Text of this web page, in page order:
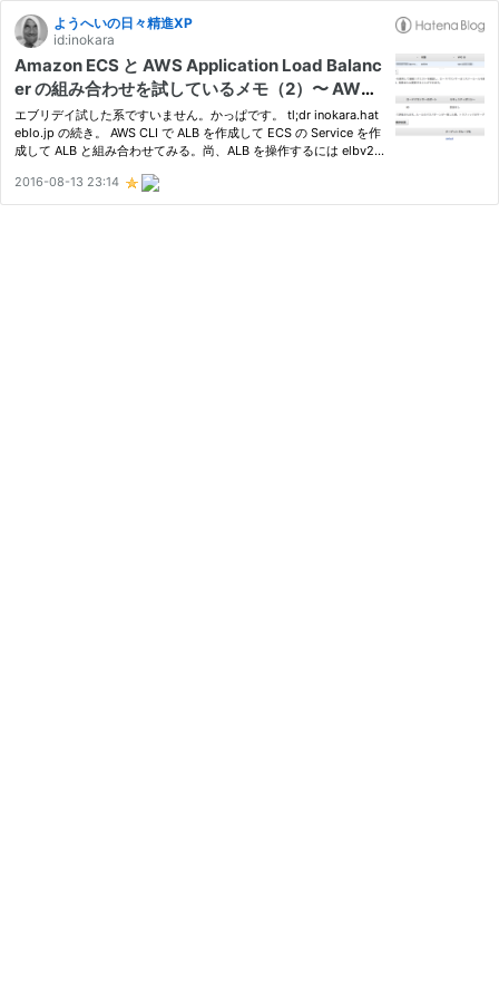
ようへいの日々精進XP
id:inokara
Amazon ECS と AWS Application Load Balanc
er の組み合わせを試しているメモ（2）〜 AWS
CLI で試す 〜
エブリデイ試した系ですいません。かっぱです。 tl;dr inokara.hat
eblo.jp の続き。 AWS CLI で ALB を作成して ECS の Service を作
成して ALB と組み合わせてみる。尚、ALB を操作するには elbv2
試してきて Amazon ECS と AWS Application Load Balancer…
2016-08-13 23:14